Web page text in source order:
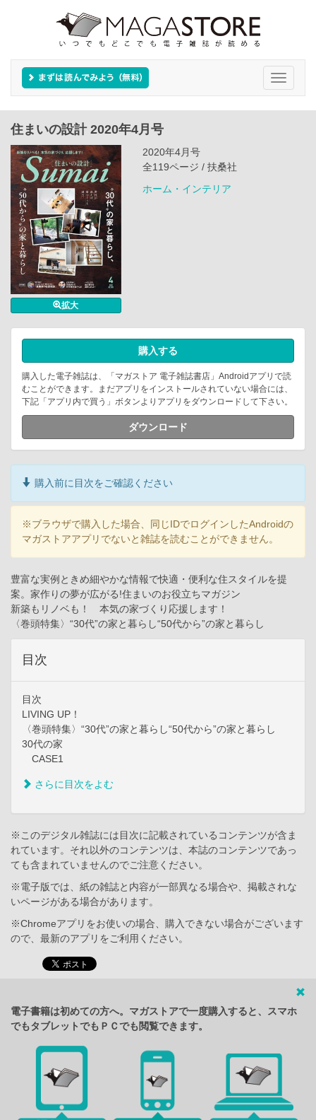
Toggle
住まいの設計 2020年4月号
拡大
2020年4月号
全119ページ / 扶桑社
ホーム・インテリア
購入する
購入した電子雑誌は、「マガストア 電子雑誌書店」Androidアプリで読
むことができます。まだアプリをインストールされていない場合には、
下記「アプリ内で買う」ボタンよりアプリをダウンロードして下さい。
ダウンロード
購入前に目次をご確認ください
※ブラウザで購入した場合、同じIDでログインしたAndroidの
マガストアアプリでないと雑誌を読むことができません。
豊富な実例ときめ細やかな情報で快適・便利な住スタイルを提
案。家作りの夢が広がる!住まいのお役立ちマガジン
新築もリノベも！ 本気の家づくり応援します！
〈巻頭特集〉“30代”の家と暮らし“50代から”の家と暮らし
目次
目次
LIVING UP！
〈巻頭特集〉“30代”の家と暮らし“50代から”の家と暮らし
30代の家
CASE1
さらに目次をよむ
※このデジタル雑誌には目次に記載されているコンテンツが含ま
れています。それ以外のコンテンツは、本誌のコンテンツであっ
ても含まれていませんのでご注意ください。
※電子版では、紙の雑誌と内容が一部異なる場合や、掲載されな
いページがある場合があります。
※Chromeアプリをお使いの場合、購入できない場合がございます
ので、最新のアプリをご利用ください。
電子書籍は初めての方へ。マガストアで一度購入すると、スマホ
でもタブレットでもＰＣでも閲覧できます。